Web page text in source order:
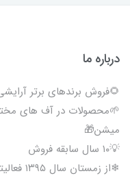
درباره ما
🌻فروش برندهای برتر
🌱محصولات در آف های
میشن🎁
💡۱۰ سال سابقه فروش
❄از